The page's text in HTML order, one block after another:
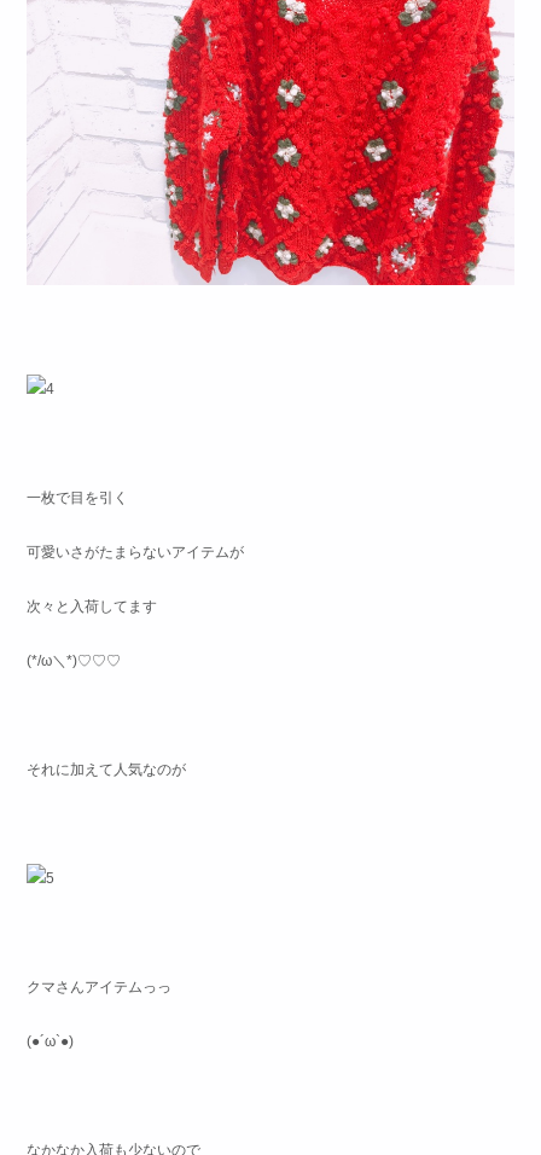
一枚で目を引く
可愛いさがたまらないアイテムが
次々と入荷してます
(*/ω＼*)♡♡♡
それに加えて人気なのが
クマさんアイテムっっ
(●´ω`●)
なかなか入荷も少ないので